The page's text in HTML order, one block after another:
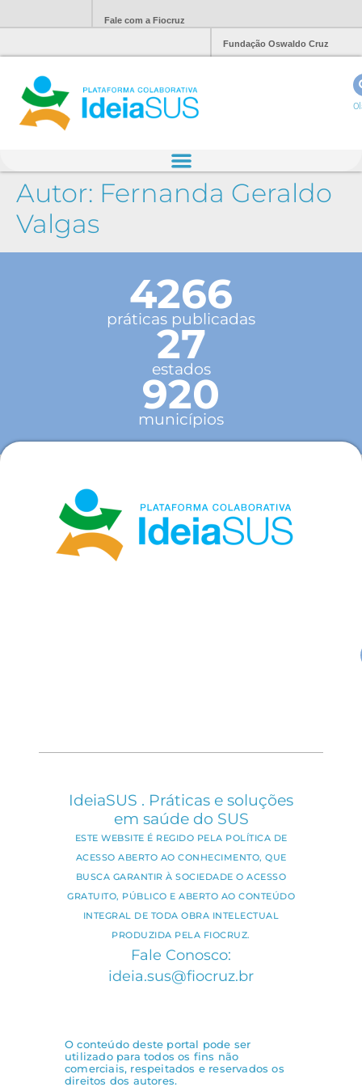
Fale com a Fiocruz
Fundação Oswaldo Cruz
Autor: Fernanda Geraldo
Valgas
4266
práticas publicadas
27
estados
920
municípios
IdeiaSUS . Práticas e soluções
em saúde do SUS
ESTE WEBSITE É REGIDO PELA POLÍTICA DE
ACESSO ABERTO AO CONHECIMENTO, QUE
BUSCA GARANTIR À SOCIEDADE O ACESSO
GRATUITO, PÚBLICO E ABERTO AO CONTEÚDO
INTEGRAL DE TODA OBRA INTELECTUAL
PRODUZIDA PELA FIOCRUZ.
Fale Conosco:
ideia.sus@fiocruz.br
O conteúdo deste portal pode ser
utilizado para todos os fins não
comerciais, respeitados e reservados os
direitos dos autores.